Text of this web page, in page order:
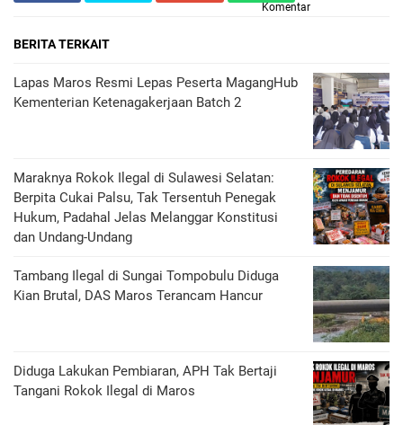
Komentar
BERITA TERKAIT
Lapas Maros Resmi Lepas Peserta MagangHub
Kementerian Ketenagakerjaan Batch 2
Maraknya Rokok Ilegal di Sulawesi Selatan:
Berpita Cukai Palsu, Tak Tersentuh Penegak
Hukum, Padahal Jelas Melanggar Konstitusi
dan Undang-Undang
Tambang Ilegal di Sungai Tompobulu Diduga
Kian Brutal, DAS Maros Terancam Hancur
Diduga Lakukan Pembiaran, APH Tak Bertaji
Tangani Rokok Ilegal di Maros